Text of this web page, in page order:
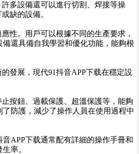
多設備還可以進行切割、焊接等操
缺的設備。
性。用戶可以根據不同的生產要求，
還具備自我學習和優化功能，能夠根
發展，現代91抖音APP下载在穩定設
按鈕、過載保護、超溫保護等，能夠
防護，減少了操作人員在使用過程中
APP下载通常配有詳細的操作手冊和
率。